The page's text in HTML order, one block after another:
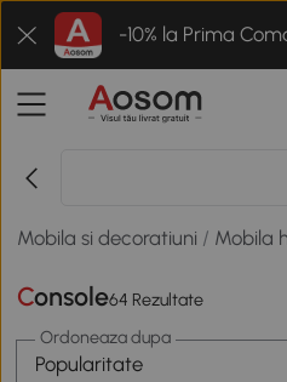
-10% la Prima
Mobila si decoratiuni / Mobila
Console64 Rezultate
Ordoneaza dupa
Popularitate